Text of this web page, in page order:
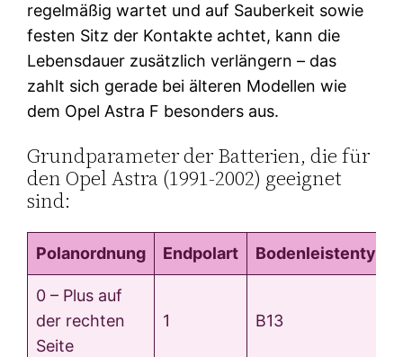
regelmäßig wartet und auf Sauberkeit sowie
festen Sitz der Kontakte achtet, kann die
Lebensdauer zusätzlich verlängern – das
zahlt sich gerade bei älteren Modellen wie
dem Opel Astra F besonders aus.
Grundparameter der Batterien, die für
den Opel Astra (1991-2002) geeignet
sind:
Polanordnung Endpolart Bodenleistentyp
0 – Plus auf
der rechten
Seite
1 B13